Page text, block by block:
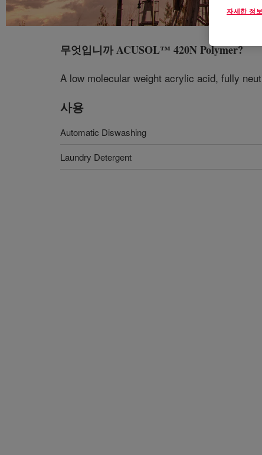
무엇입니까ACUSOL™ 420N Polymer?
A low molecular weight acrylic acid, fully
사용
Automatic Diswashing
Laundry Detergent
자세한 정